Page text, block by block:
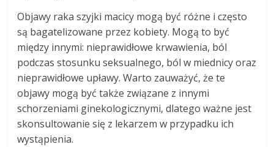
Objawy raka szyjki macicy mogą być różne i często
są bagatelizowane przez kobiety. Mogą to być
między innymi: nieprawidłowe krwawienia, ból
podczas stosunku seksualnego, ból w miednicy oraz
nieprawidłowe upławy. Warto zauważyć, że te
objawy mogą być także związane z innymi
schorzeniami ginekologicznymi, dlatego ważne jest
skonsultowanie się z lekarzem w przypadku ich
wystąpienia.